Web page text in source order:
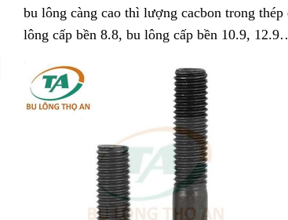
bu lông càng cao thì lượng cacbon trong
lông cấp bền 8.8, bu lông cấp bền 10.9,